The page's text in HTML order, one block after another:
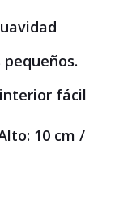
fácil
10 cm /